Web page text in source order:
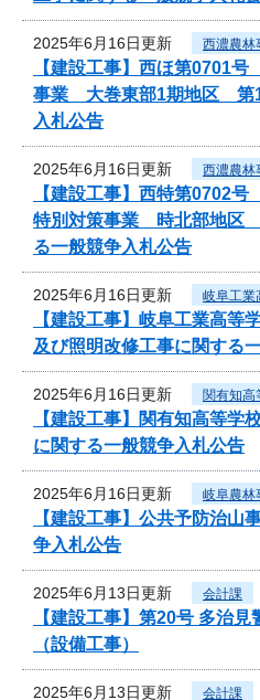
2025年6月16日更新 西濃農林
【建設工事】西ほ第0701
事業 大巻東部1期地区 第1
入札公告
2025年6月16日更新 西濃農林
【建設工事】西特第0702
特別対策事業 時北部地区
る一般競争入札公告
2025年6月16日更新 岐阜工業
【建設工事】岐阜工業高等
及び照明改修工事に関する
2025年6月16日更新 関有知高
【建設工事】関有知高等
に関する一般競争入札公告
2025年6月16日更新 岐阜農林
【建設工事】公共予防治
争入札公告
2025年6月13日更新 会計課
【建設工事】第20号 多治
（設備工事）
2025年6月13日更新 会計課